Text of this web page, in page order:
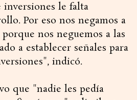
le falta
Por eso nos negamos a
nos neguemos a las
a establecer señales para
indicó.
que "nadie les pedía